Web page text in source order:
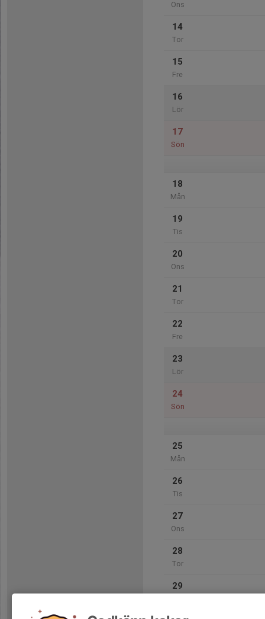
Ons
14
Tor
15
Fre
16
Lör
17
Sön
18
Mån
19
Tis
20
Ons
21
Tor
22
Fre
23
Lör
24
Sön
25
Mån
26
Tis
27
Ons
28
Tor
29